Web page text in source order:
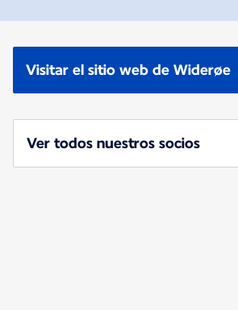
Visitar el sitio web de Widerøe
Ver todos nuestros socios